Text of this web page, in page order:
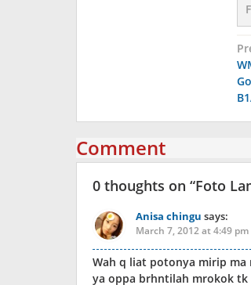
Comment
0 thoughts on “Foto
Anisa chingu says:
March 7, 2012 at 4:49 pm
Wah q liat potonya mirip ma
ya oppa brhntilah mrokok tk